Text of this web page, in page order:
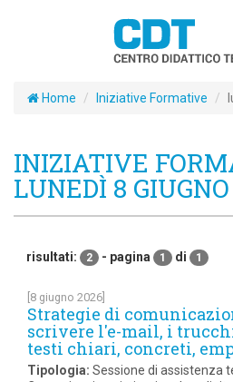
Home Iniziative Formative
INIZIATIVE
LUNEDÌ 8
risultati: 2 - pagina 1 di 1
[8 giugno 2026]
Strategie di
scrivere l'e-mail, i
testi chiari, concreti,
Tipologia: Sessione di assistenza